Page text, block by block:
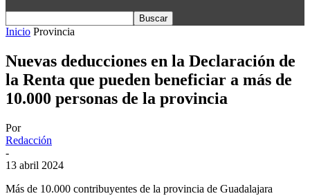
Inicio Provincia
Nuevas deducciones en la Declaración de
la Renta que pueden beneficiar a más de
10.000 personas de la provincia
Por
Redacción
-
13 abril 2024
Más de 10.000 contribuyentes de la provincia de Guadalajara